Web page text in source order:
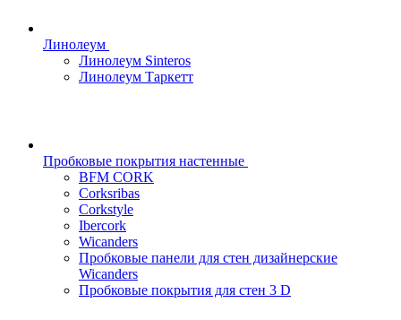
Линолеум
Линолеум Sinteros
Линолеум Таркетт
Пробковые покрытия настенные
BFM CORK
Corksribas
Corkstyle
Ibercork
Wicanders
Пробковые панели для стен дизайнерские
Wicanders
Пробковые покрытия для стен 3 D